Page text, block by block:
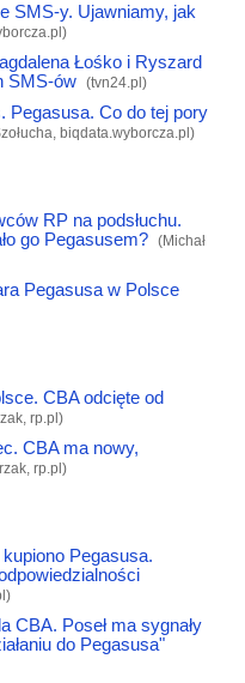
SMS-y. Ujawniamy, jak
)
Łośko i Ryszard
SMS-ów (tvn24.pl)
Pegasusa. Co do tej pory
biqdata.wyborcza.pl)
RP na podsłuchu.
go Pegasusem? (Michał
Pegasusa w Polsce
CBA odcięte od
rp.pl)
CBA ma nowy,
rp.pl)
Pegasusa.
)
CBA. Poseł ma sygnały
do Pegasusa"